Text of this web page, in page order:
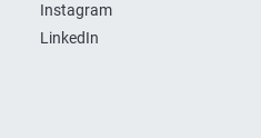
Instagram
LinkedIn